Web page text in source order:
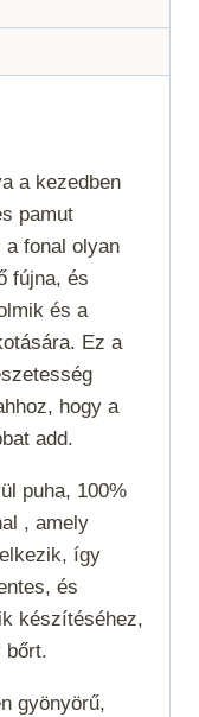
a kezedben
pamut
a fonal olyan
fújna, és
és a
Ez a
hogy a
add.
puha, 100%
, amely
így
és
készítéséhez,
bőrt.
gyönyörű,